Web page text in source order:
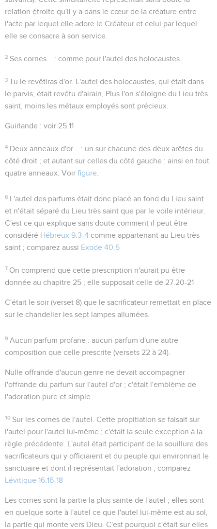
relation étroite qu'il y a dans le cœur de la créature entre
l'acte par lequel elle adore le Créateur et celui par lequel
elle se consacre à son service.
2 Ses cornes... : comme pour l'autel des holocaustes.
3 Tu le revêtiras d'or . L'autel des holocaustes, qui était dans
le parvis, était revêtu d'airain, Plus l'on s'éloigne du Lieu très
saint, moins les métaux employés sont précieux.
Guirlande : voir 25.11
4 Deux anneaux d'or...
: un sur chacune des deux arêtes du
côté droit ; et autant sur celles du côté gauche : ainsi en tout
quatre anneaux. Voir figure
6 L'autel des parfums était donc placé an fond du Lieu saint
et n'était séparé du Lieu très saint que par le voile intérieur.
C'est ce qui explique sans doute comment il peut être
considéré Hébreux 9.3-4 comme appartenant au Lieu très
saint ; comparez aussi Exode 40.5
7 On comprend que cette prescription n'aurait pu être
donnée au chapitre 25 ; elle supposait celle de 27.20-21
C'était le soir (verset 8) que le sacrificateur remettait en place
sur le chandelier les sept lampes allumées.
9 Aucun parfum profane : aucun parfum d'une autre
composition que celle prescrite (versets 22 à 24).
Nulle offrande d'aucun genre ne devait accompagner
l'offrande du parfum sur l'autel d'or ; c'était l'emblème de
l'adoration pure et simple.
10 Sur les cornes de l'autel . Cette propitiation se faisait sur
l'autel pour l'autel lui-même ; c'était la seule exception à la
règle précédente. L'autel était participant de la souillure des
sacrificateurs qui y officiaient et du peuple qui environnait le
sanctuaire et dont il représentait l'adoration ; comparez
Lévitique 16.16-18
Les cornes sont la partie la plus sainte de l'autel ; elles sont
en quelque sorte à l'autel ce que l'autel lui-même est au sol,
la partie qui monte vers Dieu. C'est pourquoi c'était sur elles